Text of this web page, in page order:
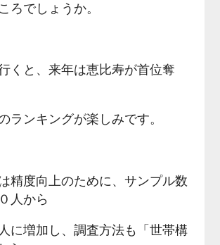
ろでしょうか。
くと、来年は恵比寿が首位奪
ランキングが楽しみです。
精度向上のために、サンプル数
人から
に増加し、調査方法も「世帯構